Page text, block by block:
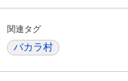
関連タグ
バカラ村